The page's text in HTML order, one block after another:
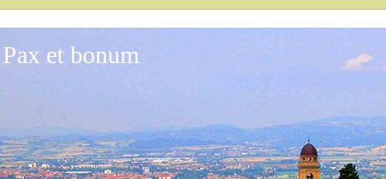
Pax et bonum